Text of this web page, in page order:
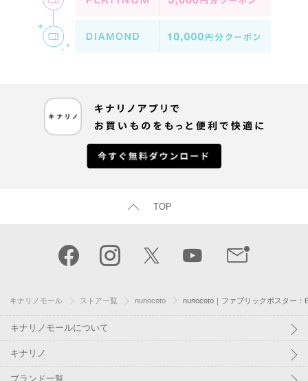
TOP
キナリノモール ストア一覧 nunocoto nunocoto｜ファブリックポスター
キナリノモールについて
キナリノ
ブランド一覧